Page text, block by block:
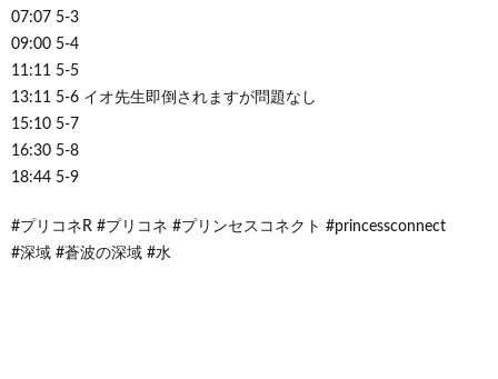
07:07 5-3
09:00 5-4
11:11 5-5
13:11 5-6 イオ先生即倒されますが問題なし
15:10 5-7
16:30 5-8
18:44 5-9
#プリコネR #プリコネ #プリンセスコネクト #princessconnect
#深域 #蒼波の深域 #水